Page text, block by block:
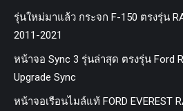
รุ่นใหม่มาแล้ว กระจก F-150 ตรงรุ่น
2011-2021
หน้าจอ Sync 3 รุ่นล่าสุด ตรงรุ่น Ford
Upgrade Sync
หน้าจอเรือนไมล์แท้ FORD EVEREST